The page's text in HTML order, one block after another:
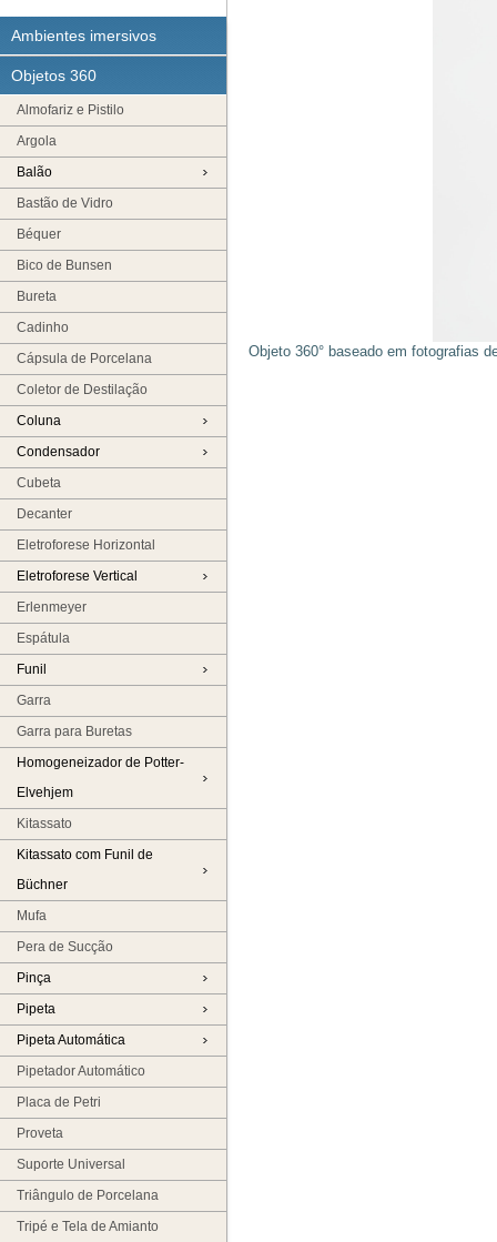
Ambientes imersivos
Objetos 360
Almofariz e Pistilo
Argola
Balão
Bastão de Vidro
Béquer
Bico de Bunsen
Bureta
Cadinho
Cápsula de Porcelana
Coletor de Destilação
Coluna
Condensador
Cubeta
Decanter
Eletroforese Horizontal
Eletroforese Vertical
Erlenmeyer
Espátula
Funil
Garra
Garra para Buretas
Homogeneizador de Potter-
Elvehjem
Kitassato
Kitassato com Funil de
Büchner
Mufa
Pera de Sucção
Pinça
Pipeta
Pipeta Automática
Pipetador Automático
Placa de Petri
Proveta
Suporte Universal
Triângulo de Porcelana
Tripé e Tela de Amianto
Objeto 360° baseado em fotografias